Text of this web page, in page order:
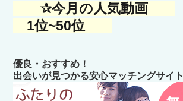
✰今月の人気動画
1位~50位
優良・おすすめ！
出会いが見つかる安心マッチングサイト